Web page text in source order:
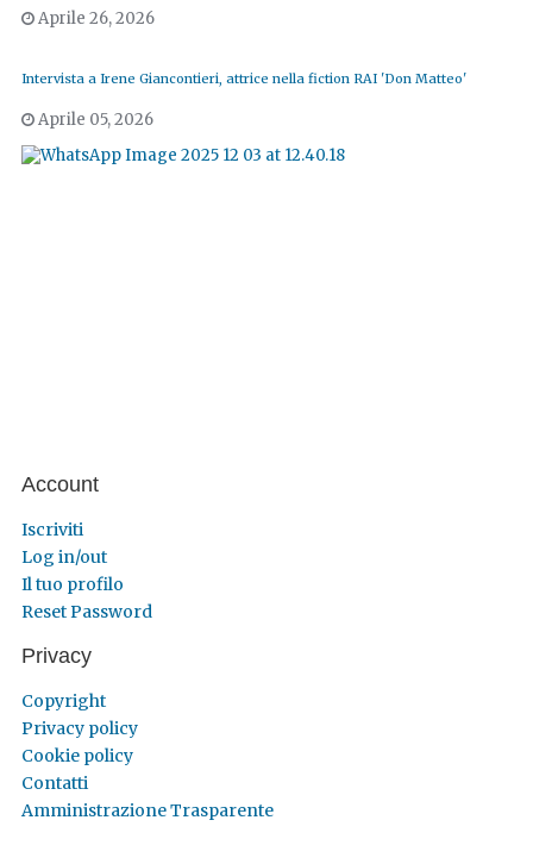
Aprile 26, 2026
Intervista a Irene Giancontieri, attrice nella fiction RAI 'Don Matteo'
Aprile 05, 2026
Account
Iscriviti
Log in/out
Il tuo profilo
Reset Password
Privacy
Copyright
Privacy policy
Cookie policy
Contatti
Amministrazione Trasparente